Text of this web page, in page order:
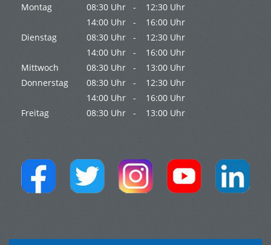
Montag 08:30 Uhr -
12:30 Uhr
14:00 Uhr -
16:00 Uhr
Dienstag
08:30 Uhr -
12:30 Uhr
14:00 Uhr -
16:00 Uhr
Mittwoch
08:30 Uhr -
13:00 Uhr
Donnerstag
08:30 Uhr -
12:30 Uhr
14:00 Uhr -
16:00 Uhr
Freitag
08:30 Uhr - 13:00 Uhr